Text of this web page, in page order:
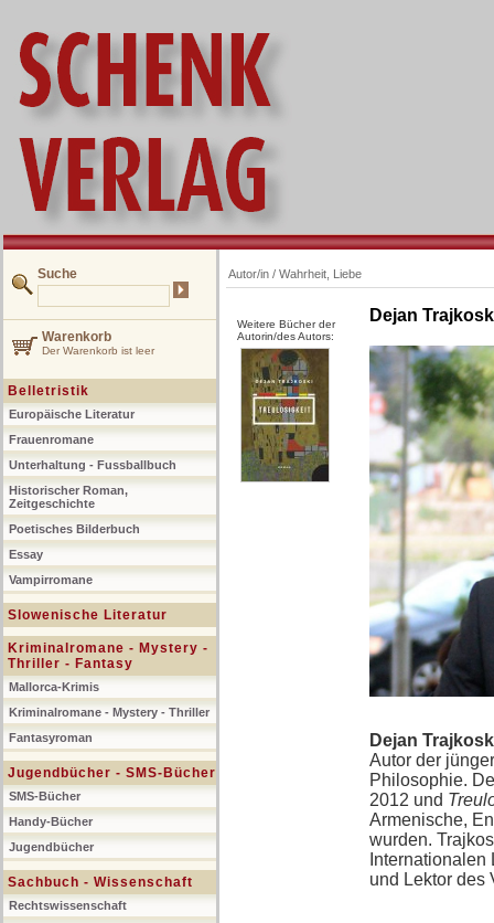
Suche
Warenkorb
Der Warenkorb ist leer
Belletristik
Europäische Literatur
Frauenromane
Unterhaltung - Fussballbuch
Historischer Roman,
Zeitgeschichte
Poetisches Bilderbuch
Essay
Vampirromane
Slowenische Literatur
Kriminalromane - Mystery -
Thriller - Fantasy
Mallorca-Krimis
Kriminalromane - Mystery - Thriller
Fantasyroman
Jugendbücher - SMS-Bücher
SMS-Bücher
Handy-Bücher
Jugendbücher
Sachbuch - Wissenschaft
Rechtswissenschaft
Autor/in / Wahrheit, Liebe
Weitere Bücher der
Autorin/des Autors:
Dejan
Dejan
Autor der
Philosophie.
2012 und
Armenische,
wurden.
und Lektor des